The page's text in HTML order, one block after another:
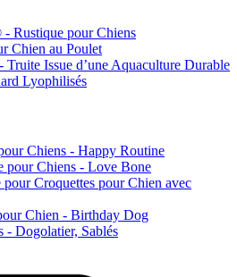
Rustique pour Chiens
Chien au Poulet
Issue d’une Aquaculture Durable
Lyophilisés
Chiens - Happy Routine
pour Chiens - Love Bone
Croquettes pour Chien avec
Chien - Birthday Dog
- Dogolatier, Sablés